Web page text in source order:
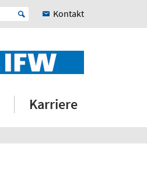
Kontakt
Karriere